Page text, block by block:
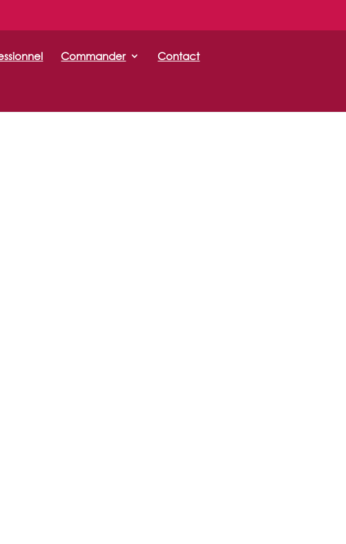
Commander Contact